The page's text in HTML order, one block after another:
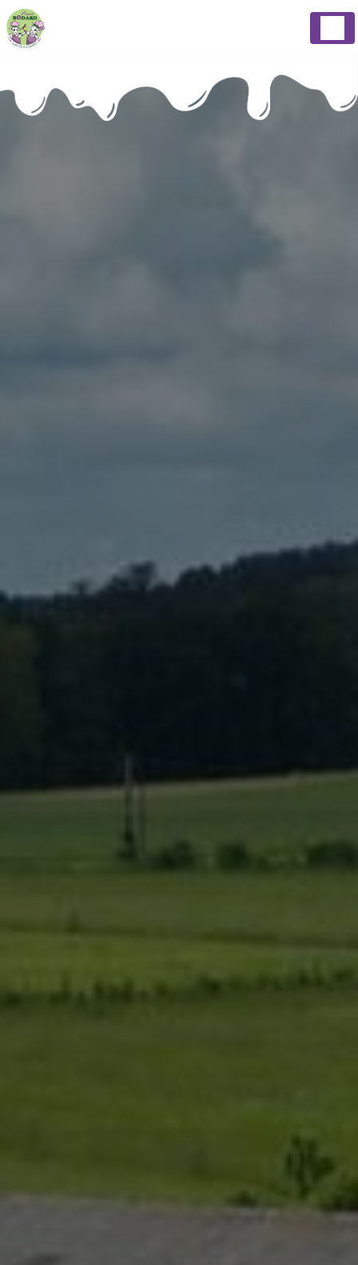
Panneau de gestion des cookies